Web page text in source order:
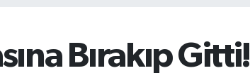
Bırakıp Gitti!